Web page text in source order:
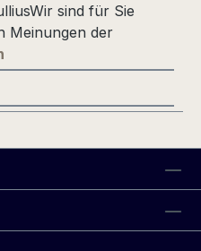
sind für Sie
Meinungen der